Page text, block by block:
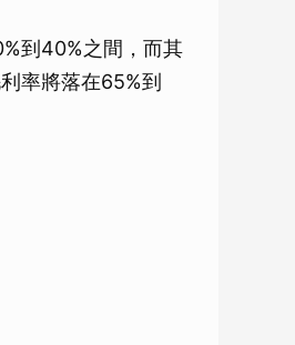
到40%之間，而其
率將落在65%到